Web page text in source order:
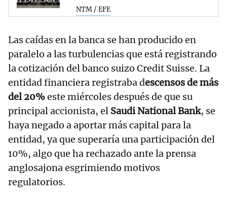
NTM / EFE
Las caídas en la banca se han producido en
paralelo a las turbulencias que está registrando
la cotización del banco suizo Credit Suisse. La
entidad financiera registraba descensos de más
del 20%este miércoles después de que su
principal accionista, el Saudi National Bank, se
haya negado a aportar más capital para la
entidad, ya que superaría una participación del
10%, algo que ha rechazado ante la prensa
anglosajona esgrimiendo motivos
regulatorios.